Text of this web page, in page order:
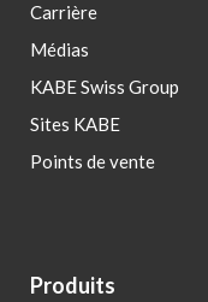
Carrière
Médias
KABE Swiss Group
Sites KABE
Points de vente
Produits